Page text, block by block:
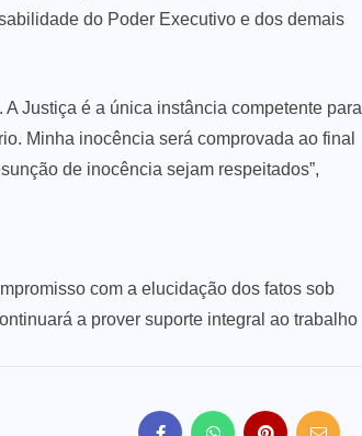
do Poder Executivo e dos demais
Justiça é a única instância competente para
Minha inocência será comprovada ao final
de inocência sejam respeitados”,
com a elucidação dos fatos sob
a prover suporte integral ao trabalho